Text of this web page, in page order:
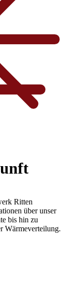
Ritten
über unser
bis hin zu
Wärmeverteilung.